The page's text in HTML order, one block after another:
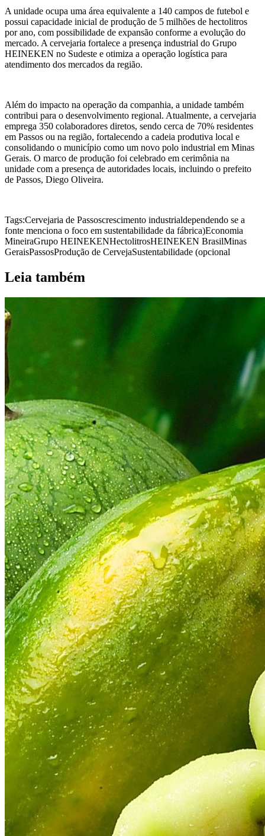
A unidade ocupa uma área equivalente a 140 campos de futebol e
possui capacidade inicial de produção de 5 milhões de hectolitros
por ano, com possibilidade de expansão conforme a evolução do
mercado. A cervejaria fortalece a presença industrial do Grupo
HEINEKEN no Sudeste e otimiza a operação logística para
atendimento dos mercados da região.
Além do impacto na operação da companhia, a unidade também
contribui para o desenvolvimento regional. Atualmente, a cervejaria
emprega 350 colaboradores diretos, sendo cerca de 70% residentes
em Passos ou na região, fortalecendo a cadeia produtiva local e
consolidando o município como um novo polo industrial em Minas
Gerais. O marco de produção foi celebrado em cerimônia na
unidade com a presença de autoridades locais, incluindo o prefeito
de Passos, Diego Oliveira.
Tags:Cervejaria de Passoscrescimento industrialdependendo se a
fonte menciona o foco em sustentabilidade da fábrica)Economia
MineiraGrupo HEINEKENHectolitrosHEINEKEN BrasilMinas
GeraisPassosProdução de CervejaSustentabilidade (opcional
Leia também